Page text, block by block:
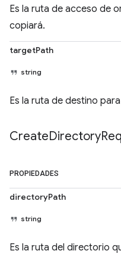
Es la ruta de acceso de
copiará.
targetPath
string
Es la ruta de destino
CreateDirectory
PROPIEDADES
directoryPath
string
Es la ruta del directorio